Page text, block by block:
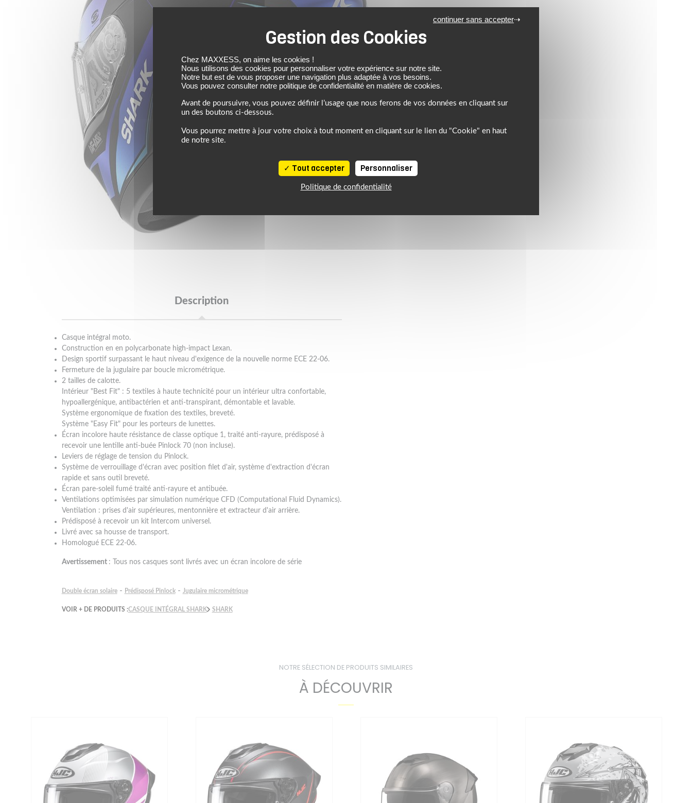
Description
Casque intégral moto.
Construction en en polycarbonate high-impact Lexan.
Design sportif surpassant le haut niveau d'exigence de la nouvelle norme ECE 22-06.
Fermeture de la jugulaire par boucle micrométrique.
2 tailles de calotte.
Intérieur "Best Fit" : 5 textiles à haute technicité pour un intérieur ultra confortable,
hypoallergénique, antibactérien et anti-transpirant, démontable et lavable.
Système ergonomique de fixation des textiles, breveté.
Système "Easy Fit" pour les porteurs de lunettes.
Écran incolore haute résistance de classe optique 1, traité anti-rayure, prédisposé à
recevoir une lentille anti-buée Pinlock 70 (non incluse).
Leviers de réglage de tension du Pinlock.
Système de verrouillage d'écran avec position filet d'air, système d'extraction d'écran
rapide et sans outil breveté.
Écran pare-soleil fumé traité anti-rayure et antibuée.
Ventilations optimisées par simulation numérique CFD (Computational Fluid Dynamics).
Ventilation : prises d'air supérieures, mentonnière et extracteur d'air arrière.
Prédisposé à recevoir un kit Intercom universel.
Livré avec sa housse de transport.
Homologué ECE 22-06.
Avertissement : Tous nos casques sont livrés avec un écran incolore de série
Double écran solaire - Prédisposé Pinlock - Jugulaire micrométrique
VOIR + DE PRODUITS :CASQUE INTÉGRAL SHARK SHARK
NOTRE SÉLECTION DE PRODUITS SIMILAIRES
À DÉCOUVRIR
Chez MAXXESS, on aime les cookies !
Nous utilisons des cookies pour personnaliser votre expérience sur notre site.
Notre but est de vous proposer une navigation plus adaptée à vos besoins.
Vous pouvez consulter notre politique de confidentialité en matière de cookies.
Avant de poursuivre, vous pouvez définir l’usage que nous ferons de vos données en cliquant sur
un des boutons ci-dessous.
Vous pourrez mettre à jour votre choix à tout moment en cliquant sur le lien du "Cookie" en haut
de notre site.
Tout accepter
continuer sans accepter
Personnaliser
Politique de confidentialité